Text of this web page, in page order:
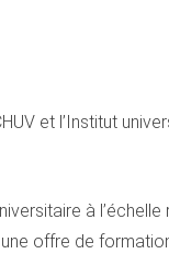
et l’Institut
à l’échelle
offre de